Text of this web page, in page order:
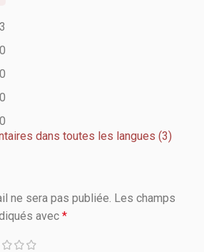
3
0
0
0
0
dans toutes les langues (3)
ne sera pas publiée. Les champs
avec *